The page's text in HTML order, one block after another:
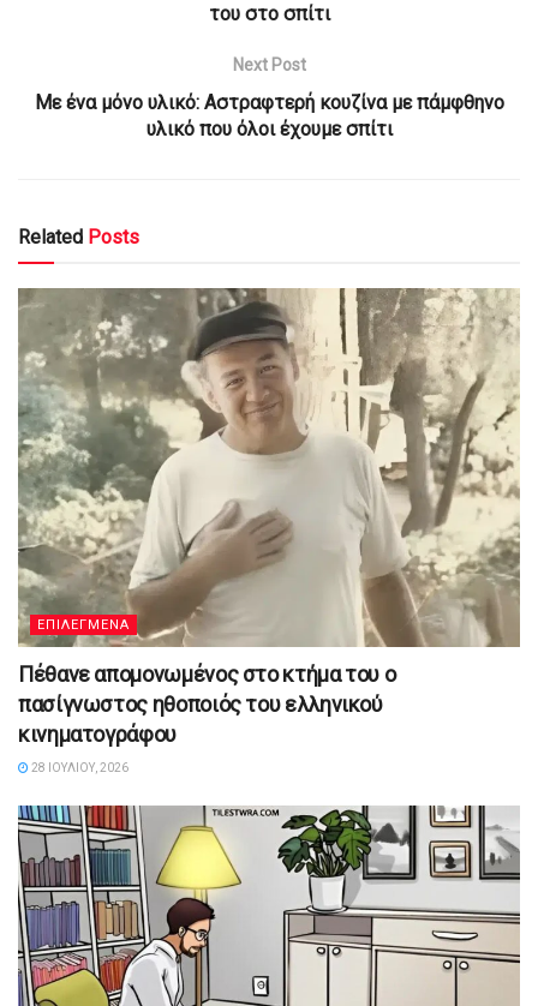
του στο σπίτι
Next Post
Με ένα μόνο υλικό: Αστραφτερή κουζίνα με πάμφθηνο
υλικό που όλοι έχουμε σπίτι
Related Posts
ΕΠΙΛΕΓΜΕΝΑ
Πέθανε απομονωμένος στο κτήμα του ο
πασίγνωστος ηθοποιός του ελληνικού
κινηματογράφου
28 ΙΟΥΛΊΟΥ, 2026